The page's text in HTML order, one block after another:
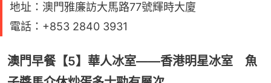
地址：澳門雅廉訪大馬路77號輝時大廈
電話：+853 2840 3931
澳門早餐【5】華人冰室——香港明星冰室 魚